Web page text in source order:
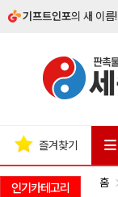
기프트인포의 새 이름!
인기카테고리
즐겨찾기
홈